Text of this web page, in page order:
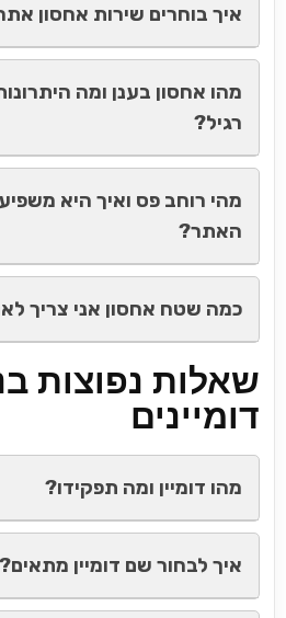
איך בוחרים שירות אחסון
מהו אחסון בענן ומה
רגיל?
מהי רוחב פס ואיך היא
האתר?
כמה שטח אחסון אני צריך
שאלות נפוצות
דומיינים
מהו דומיין ומה תפקידו?
איך לבחור שם דומיין מתאים?